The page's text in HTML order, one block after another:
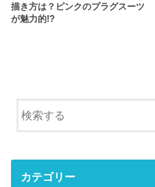
描き方は？ピンクのプラグスーツ
が魅力的!?
カテゴリー